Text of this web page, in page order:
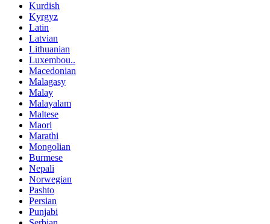
Kurdish
Kyrgyz
Latin
Latvian
Lithuanian
Luxembou..
Macedonian
Malagasy
Malay
Malayalam
Maltese
Maori
Marathi
Mongolian
Burmese
Nepali
Norwegian
Pashto
Persian
Punjabi